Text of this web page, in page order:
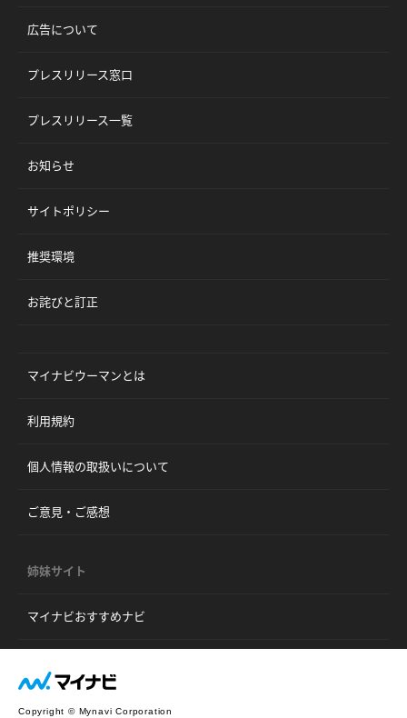
広告について
プレスリリース窓口
プレスリリース一覧
お知らせ
サイトポリシー
推奨環境
お詫びと訂正
マイナビウーマンとは
利用規約
個人情報の取扱いについて
ご意見・ご感想
姉妹サイト
マイナビおすすめナビ
Copyright © Mynavi Corporation